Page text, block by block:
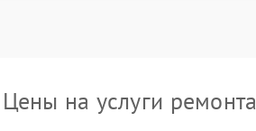
Цены на услуги ремонта